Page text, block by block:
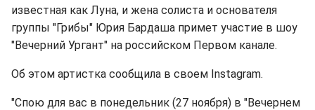
известная как Луна, и жена солиста и основателя
группы "Грибы" Юрия Бардаша примет участие в шоу
"Вечерний Ургант" на российском Первом канале.
Об этом артистка сообщила в своем Instagram.
"Спою для вас в понедельник (27 ноября) в "Вечернем